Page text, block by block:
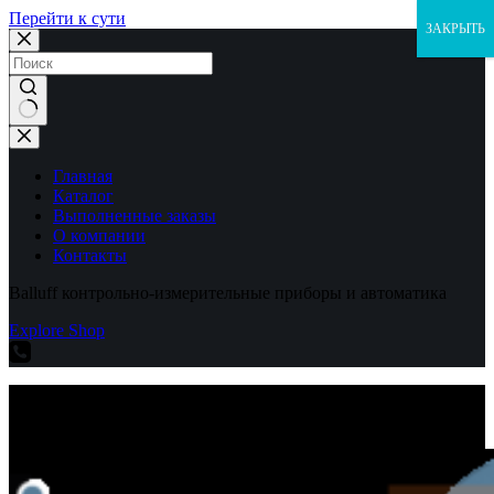
Перейти к сути
Ничего
не
найденоГлавная
Каталог
Выполненные заказы
О компании
Контакты
Balluff контрольно-измерительные приборы и автоматика
Explore Shop
ЗАКРЫТЬ